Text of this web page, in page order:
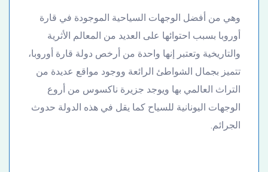
وهي من أفضل الوجهات السياحية الموجودة في قارة
أوروبا بسبب احتوائها على العديد من المعالم الأثرية
والتاريخية وتعتبر إنها واحدة من أرخص دولة قارة أوروبا،
تتميز بجمال الشواطئ الرائعة ووجود مواقع عديدة من
التراث العالمي بها ويوجد جزيرة ناكسوس من أروع
الوجهات اليونانية للسياح كما يقل في هذه الدولة حدوث
الجرائم.